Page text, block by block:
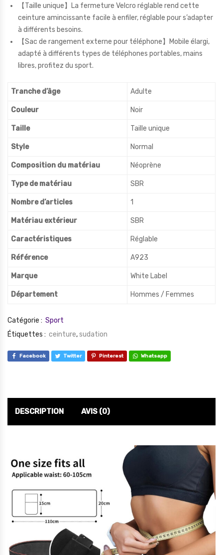
【Taille unique】La fermeture Velcro réglable rend cette
ceinture amincissante facile à enfiler, réglable pour s’adapter
à différents besoins.
【Sac de rangement externe pour téléphone】Mobile élargi,
adapté à différents types de téléphones portables, mains
libres, profitez du sport.
Tranche d’âge Adulte
Couleur Noir
Taille Taille unique
Style ‎Normal
Composition du matériau Néoprène
Type de matériau SBR
Nombre d’articles ‎1
Matériau extérieur SBR
Caractéristiques Réglable
Référence A923
Marque White Label
Département Hommes / Femmes
Catégorie : Sport
Étiquettes : ceinture,sudation
Facebook Twitter Pinterest Whatsapp
DESCRIPTION AVIS (0)